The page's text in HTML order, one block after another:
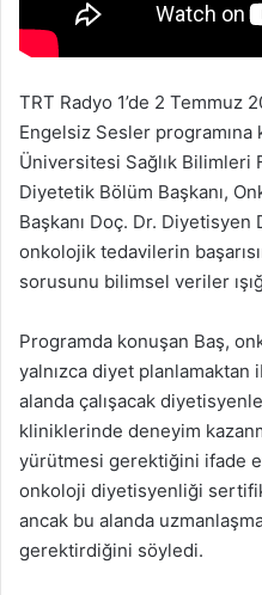
TRT Radyo 1’de 2 Temmuz
Engelsiz Sesler
Üniversitesi Sağlık Bilimleri
Diyetetik Bölüm Başkanı,
Başkanı Doç. Dr.
onkolojik tedavilerin
sorusunu bilimsel veriler
Programda konuşan Baş,
yalnızca diyet planlamaktan
alanda çalışacak
kliniklerinde deneyim
yürütmesi gerektiğini ifade
onkoloji diyetisyenliği
ancak bu alanda
gerektirdiğini söyledi.